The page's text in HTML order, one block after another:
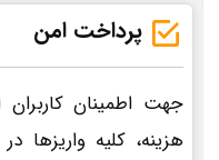
پرداخت امن
جهت اطمینان
هزینه، کلیه واریزها